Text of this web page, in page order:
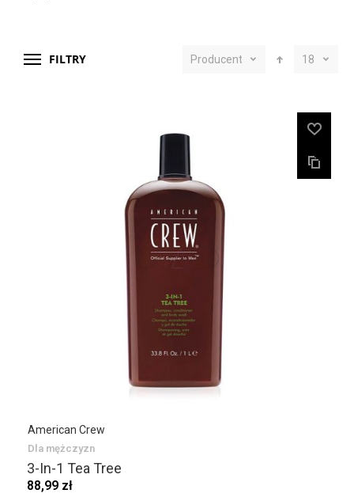
FILTRY Producent 18
American Crew
Dla mężczyzn
3-In-1 Tea Tree
88,99 zł